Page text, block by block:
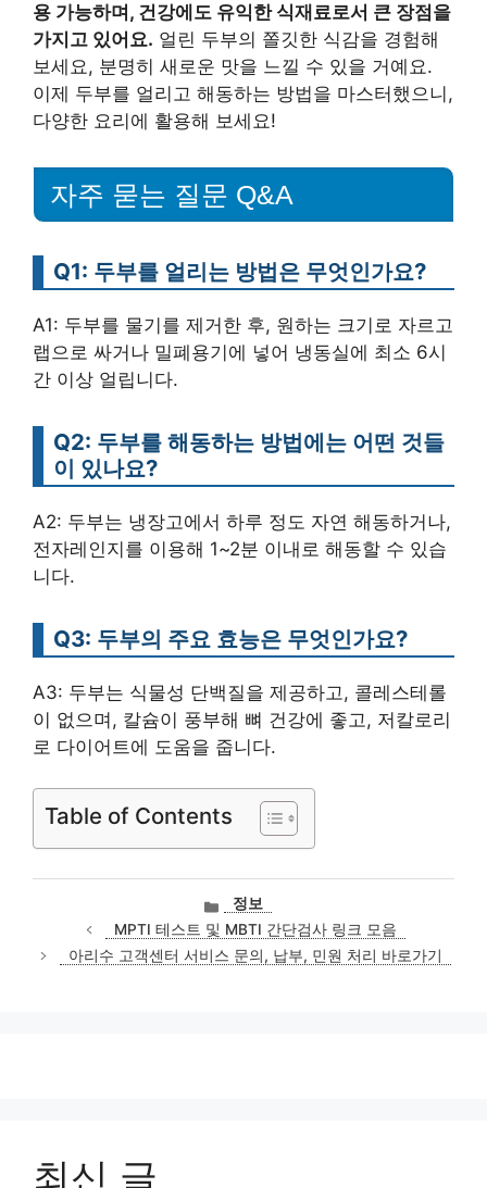
용 가능하며, 건강에도 유익한 식재료로서 큰 장점을
가지고 있어요. 얼린 두부의 쫄깃한 식감을 경험해
보세요, 분명히 새로운 맛을 느낄 수 있을 거예요.
이제 두부를 얼리고 해동하는 방법을 마스터했으니,
다양한 요리에 활용해 보세요!
자주 묻는 질문 Q&A
Q1: 두부를 얼리는 방법은 무엇인가요?
A1: 두부를 물기를 제거한 후, 원하는 크기로 자르고
랩으로 싸거나 밀폐용기에 넣어 냉동실에 최소 6시
간 이상 얼립니다.
Q2: 두부를 해동하는 방법에는 어떤 것들
이 있나요?
A2: 두부는 냉장고에서 하루 정도 자연 해동하거나,
전자레인지를 이용해 1~2분 이내로 해동할 수 있습
니다.
Q3: 두부의 주요 효능은 무엇인가요?
A3: 두부는 식물성 단백질을 제공하고, 콜레스테롤
이 없으며, 칼슘이 풍부해 뼈 건강에 좋고, 저칼로리
로 다이어트에 도움을 줍니다.
Table of Contents
카
테
고
리
정보
MPTI 테스트 및 MBTI 간단검사 링크 모음
아리수 고객센터 서비스 문의, 납부, 민원 처리 바로가기
최신 글